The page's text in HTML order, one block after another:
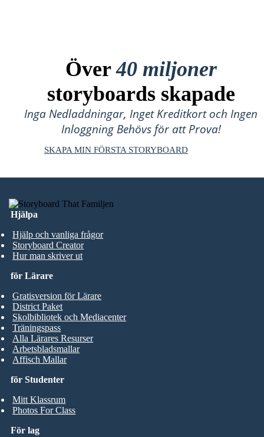
Över40 miljoner
storyboards skapade
Inga Nedladdningar, Inget Kreditkort och Ingen
Inloggning Behövs för att Prova!
SKAPA MIN FÖRSTA STORYBOARD
Hjälpa
Hjälp och vanliga frågor
Storyboard Creator
Hur man skriver ut
för Studenter
Mitt Klassrum
Photos For Class
för Lärare
Gratisversion för Lärare
District Paket
Skolbibliotek och Mediacenter
Träningspass
Alla Lärares Resurser
Arbetsbladsmallar
Affisch Mallar
För lag